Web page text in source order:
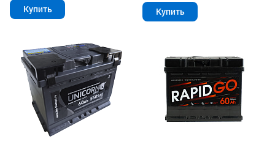
Купить Купить